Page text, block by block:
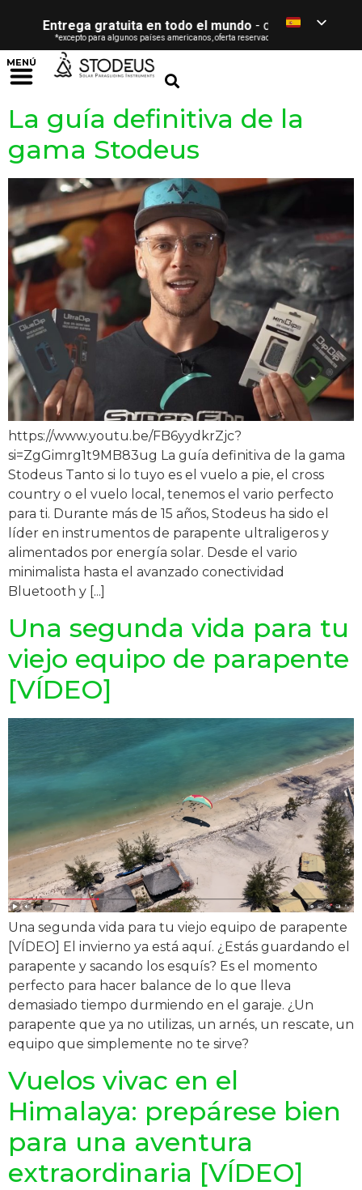
Entrega gratuita en todo el mundo- desde 120 € / £ / $ /
*excepto para algunos países americanos, oferta reservada a los particulares (ver
MENÚ
La guía definitiva de la
gama Stodeus
https://www.youtu.be/FB6yydkrZjc?
si=ZgGimrg1t9MB83ug La guía definitiva de la gama
Stodeus Tanto si lo tuyo es el vuelo a pie, el cross
country o el vuelo local, tenemos el vario perfecto
para ti. Durante más de 15 años, Stodeus ha sido el
líder en instrumentos de parapente ultraligeros y
alimentados por energía solar. Desde el vario
minimalista hasta el avanzado conectividad
Bluetooth y [...]
Una segunda vida para tu
viejo equipo de parapente
[VÍDEO]
Una segunda vida para tu viejo equipo de parapente
[VÍDEO] El invierno ya está aquí. ¿Estás guardando el
parapente y sacando los esquís? Es el momento
perfecto para hacer balance de lo que lleva
demasiado tiempo durmiendo en el garaje. ¿Un
parapente que ya no utilizas, un arnés, un rescate, un
equipo que simplemente no te sirve?
Vuelos vivac en el
Himalaya: prepárese bien
para una aventura
extraordinaria [VÍDEO]